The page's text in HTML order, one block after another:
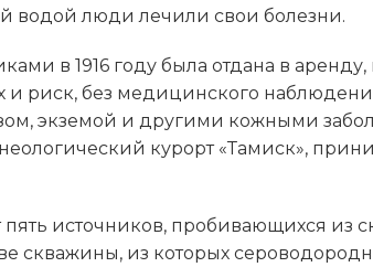
водой люди лечили свои болезни.
в 1916 году была отдана в
и риск, без медицинского
экземой и другими кожными
курорт «Тамиск»,
пять источников, пробивающихся из
скважины, из которых